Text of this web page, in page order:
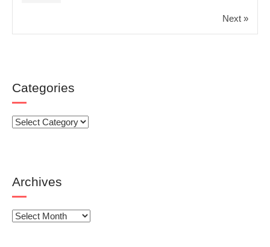
Next »
Categories
Categories
Archives
Archives